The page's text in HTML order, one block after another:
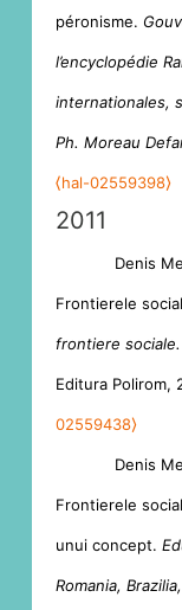
péronisme.
l’encyclopédie
internationales,
Ph. Moreau
⟨hal-02559398⟩
2011
Denis
Frontierele
frontiere sociale.
Editura Polirom,
02559438⟩
Denis
Frontierele
unui concept.
Romania,